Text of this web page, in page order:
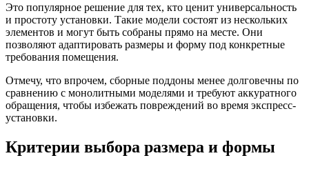
Это популярное решение для тех, кто ценит универсальность
и простоту установки. Такие модели состоят из нескольких
элементов и могут быть собраны прямо на месте. Они
позволяют адаптировать размеры и форму под конкретные
требования помещения.
Отмечу, что впрочем, сборные поддоны менее долговечны по
сравнению с монолитными моделями и требуют аккуратного
обращения, чтобы избежать повреждений во время экспресс-
установки.
Критерии выбора размера и формы